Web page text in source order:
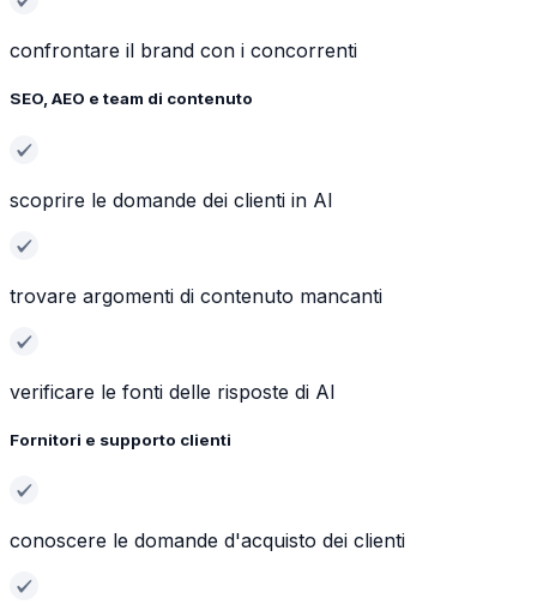
confrontare il brand con i concorrenti
SEO, AEO e team di contenuto
scoprire le domande dei clienti in AI
trovare argomenti di contenuto mancanti
verificare le fonti delle risposte di AI
Fornitori e supporto clienti
conoscere le domande d'acquisto dei clienti